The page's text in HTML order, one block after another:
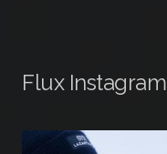
Flux Instagram